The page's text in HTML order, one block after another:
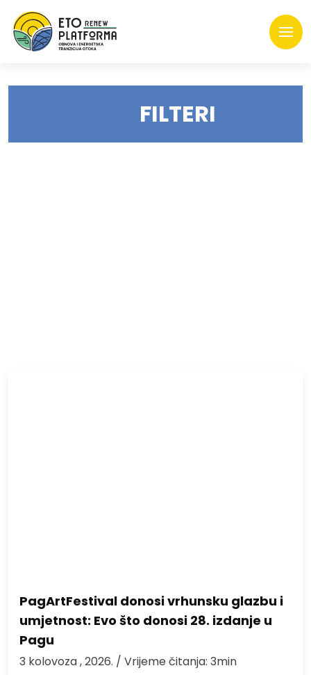
FILTERI
PagArtFestival donosi vrhunsku glazbu i
umjetnost: Evo što donosi 28. izdanje u
Pagu
3 kolovoza , 2026. / Vrijeme čitanja: 3min